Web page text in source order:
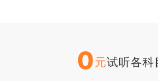
0元试听各科